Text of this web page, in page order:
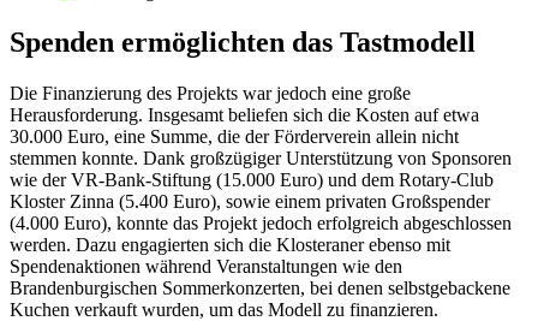
Spenden ermöglichten das Tastmodell
Die Finanzierung des Projekts war jedoch eine große
Herausforderung. Insgesamt beliefen sich die Kosten auf etwa
30.000 Euro, eine Summe, die der Förderverein allein nicht
stemmen konnte. Dank großzügiger Unterstützung von Sponsoren
wie der VR-Bank-Stiftung (15.000 Euro) und dem Rotary-Club
Kloster Zinna (5.400 Euro), sowie einem privaten Großspender
(4.000 Euro), konnte das Projekt jedoch erfolgreich abgeschlossen
werden. Dazu engagierten sich die Klosteraner ebenso mit
Spendenaktionen während Veranstaltungen wie den
Brandenburgischen Sommerkonzerten, bei denen selbstgebackene
Kuchen verkauft wurden, um das Modell zu finanzieren.